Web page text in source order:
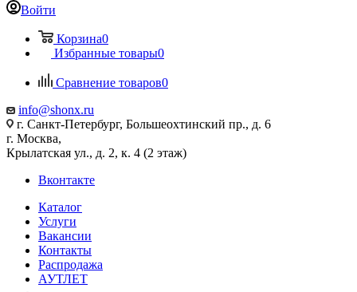
Войти
Корзина0
Избранные товары0
Сравнение товаров0
info@shonx.ru
г. Санкт-Петербург, Большеохтинский пр., д. 6
г. Москва,
Крылатская ул., д. 2, к. 4 (2 этаж)
Вконтакте
Каталог
Услуги
Вакансии
Контакты
Распродажа
АУТЛЕТ